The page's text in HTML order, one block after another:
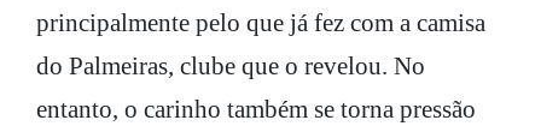
principalmente pelo que já fez com a camisa
do Palmeiras, clube que o revelou. No
entanto, o carinho também se torna pressão